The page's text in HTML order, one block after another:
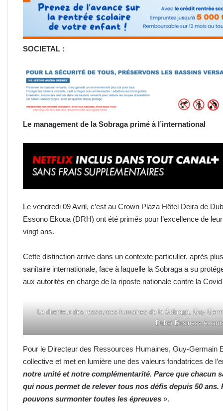
SOCIETAL :
Le management de la Sobraga primé à l’international
Le vendredi 09 Avril, c’est au Crown Plaza Hôtel Deira de
Essono Ekoua (DRH) ont été primés pour l’excellence de
vingt ans.
Cette distinction arrive dans un contexte particulier, après
sanitaire internationale, face à laquelle la Sobraga a su
aux autorités en charge de la riposte nationale contre la
Le directeur des ressources humaines de la Sobraga, Guy
Dubaï Business
Pour le Directeur des Ressources Humaines, Guy-Germain
collective et met en lumière une des valeurs fondatrices de
notre unité et notre complémentarité. Parce que chacun
qui nous permet de relever tous nos défis depuis 50 ans.
pouvons surmonter toutes les épreuves ».